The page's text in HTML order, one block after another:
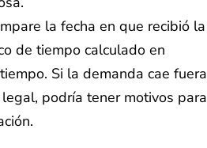
la fecha en que recibió la
de tiempo calculado en
Si la demanda cae fuera
podría tener motivos para